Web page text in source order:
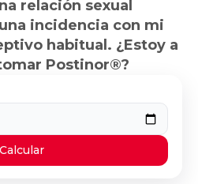
relación sexual
incidencia con mi
habitual. ¿Estoy a
Postinor®?
Calcular